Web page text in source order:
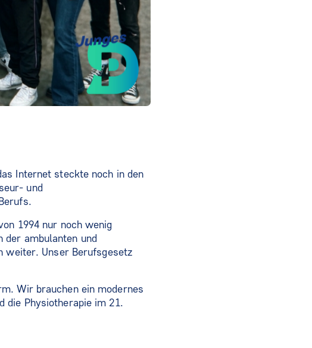
Internet steckte noch in den
und
1994 nur noch wenig
der ambulanten und
weiter. Unser Berufsgesetz
Wir brauchen ein modernes
die Physiotherapie im 21.